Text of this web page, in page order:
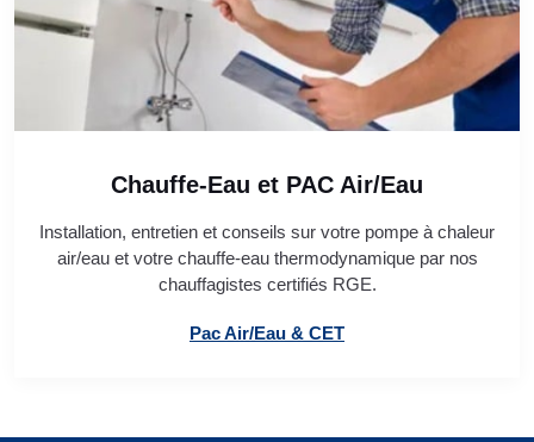
Chauffe-Eau et PAC Air/Eau
Installation, entretien et conseils sur votre pompe à chaleur
air/eau et votre chauffe-eau thermodynamique par nos
chauffagistes certifiés RGE.
Pac Air/Eau & CET